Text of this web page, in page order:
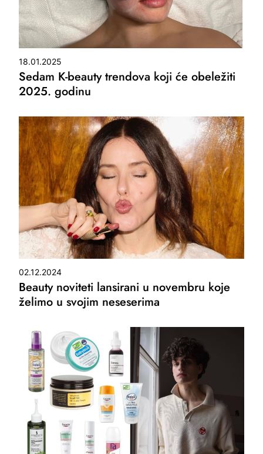
18.01.2025
Sedam K-beauty trendova koji će obeležiti
2025. godinu
02.12.2024
Beauty noviteti lansirani u novembru koje
želimo u svojim neseserima